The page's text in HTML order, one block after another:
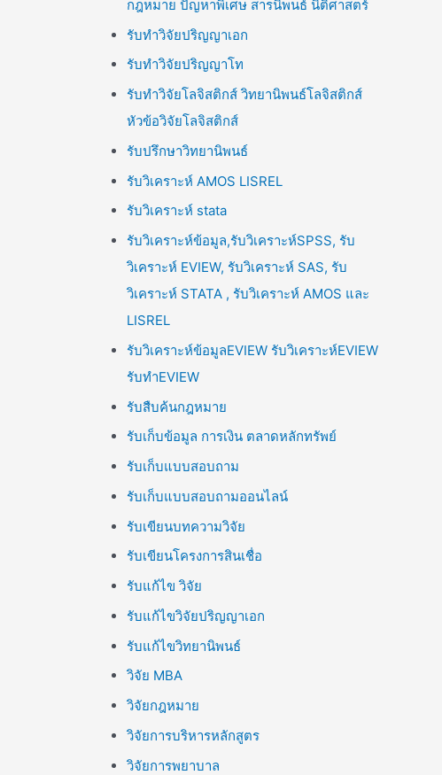
กฎหมาย ปัญหาพิเศษ สารนิพนธ์ นิติศาสตร์
รับทำวิจัยปริญญาเอก
รับทำวิจัยปริญญาโท
รับทำวิจัยโลจิสติกส์ วิทยานิพนธ์โลจิสติกส์
หัวข้อวิจัยโลจิสติกส์
รับปรึกษาวิทยานิพนธ์
รับวิเคราะห์ AMOS LISREL
รับวิเคราะห์ stata
รับวิเคราะห์ข้อมูล,รับวิเคราะห์SPSS, รับ
วิเคราะห์ EVIEW, รับวิเคราะห์ SAS, รับ
วิเคราะห์ STATA , รับวิเคราะห์ AMOS และ
LISREL
รับวิเคราะห์ข้อมูลEVIEW รับวิเคราะห์EVIEW
รับทำEVIEW
รับสืบค้นกฎหมาย
รับเก็บข้อมูล การเงิน ตลาดหลักทรัพย์
รับเก็บแบบสอบถาม
รับเก็บแบบสอบถามออนไลน์
รับเขียนบทความวิจัย
รับเขียนโครงการสินเชื่อ
รับแก้ไข วิจัย
รับแก้ไขวิจัยปริญญาเอก
รับแก้ไขวิทยานิพนธ์
วิจัย MBA
วิจัยกฎหมาย
วิจัยการบริหารหลักสูตร
วิจัยการพยาบาล